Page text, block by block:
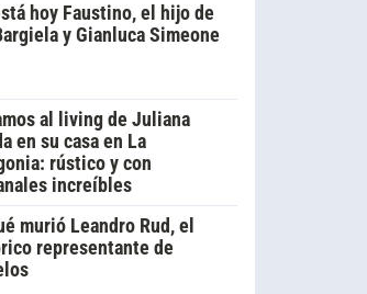
hoy Faustino, el hijo de
y Gianluca Simeone
al living de Juliana
en su casa en La
rústico y con
increíbles
murió Leandro Rud, el
representante de